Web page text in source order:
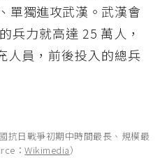
單獨進攻武漢。武漢會
兵力就高達 25 萬人，
人員，前後投入的總兵
抗日戰爭初期中時間最長、規模最
：Wikimedia）